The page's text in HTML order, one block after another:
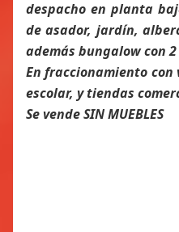
despacho en planta
de asador, jardín,
además bungalow con
En fraccionamiento
escolar, y tiendas
Se vende SIN MUEBLES